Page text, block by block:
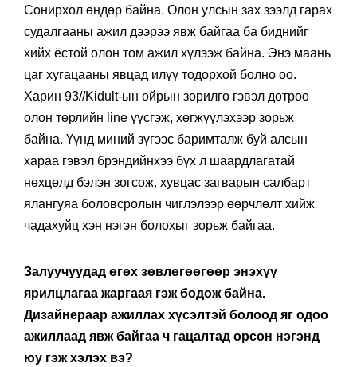
Сонирхол өндөр байна. Олон улсын зах зээлд гарах
судалгааны ажил дээрээ явж байгаа ба биднийг
хийх ёстой олон том ажил хүлээж байна. Энэ маань
цаг хугацааны явцад илүү тодорхой болно оо.
Харин 93//Kidult-ын ойрын зорилго гэвэл дотроо
олон төрлийн line үүсгэж, хөгжүүлэхээр зорьж
байна. Үүнд миний зүгээс баримталж буй алсын
хараа гэвэл брэндийнхээ бүх л шаардлагатай
нөхцөлд бэлэн зогсож, хувцас загварын салбарт
ялангуяа боловсролын чиглэлээр өөрчлөлт хийж
чадахуйц хэн нэгэн болохыг зорьж байгаа.
Залуучуудад өгөх зөвлөгөөгөөр энэхүү
ярилцлагаа жаргаая гэж бодож байна.
Дизайнераар ажиллах хүсэлтэй болоод яг одоо
ажиллаад явж байгаа ч гацалтад орсон нэгэнд
юу гэж хэлэх вэ?